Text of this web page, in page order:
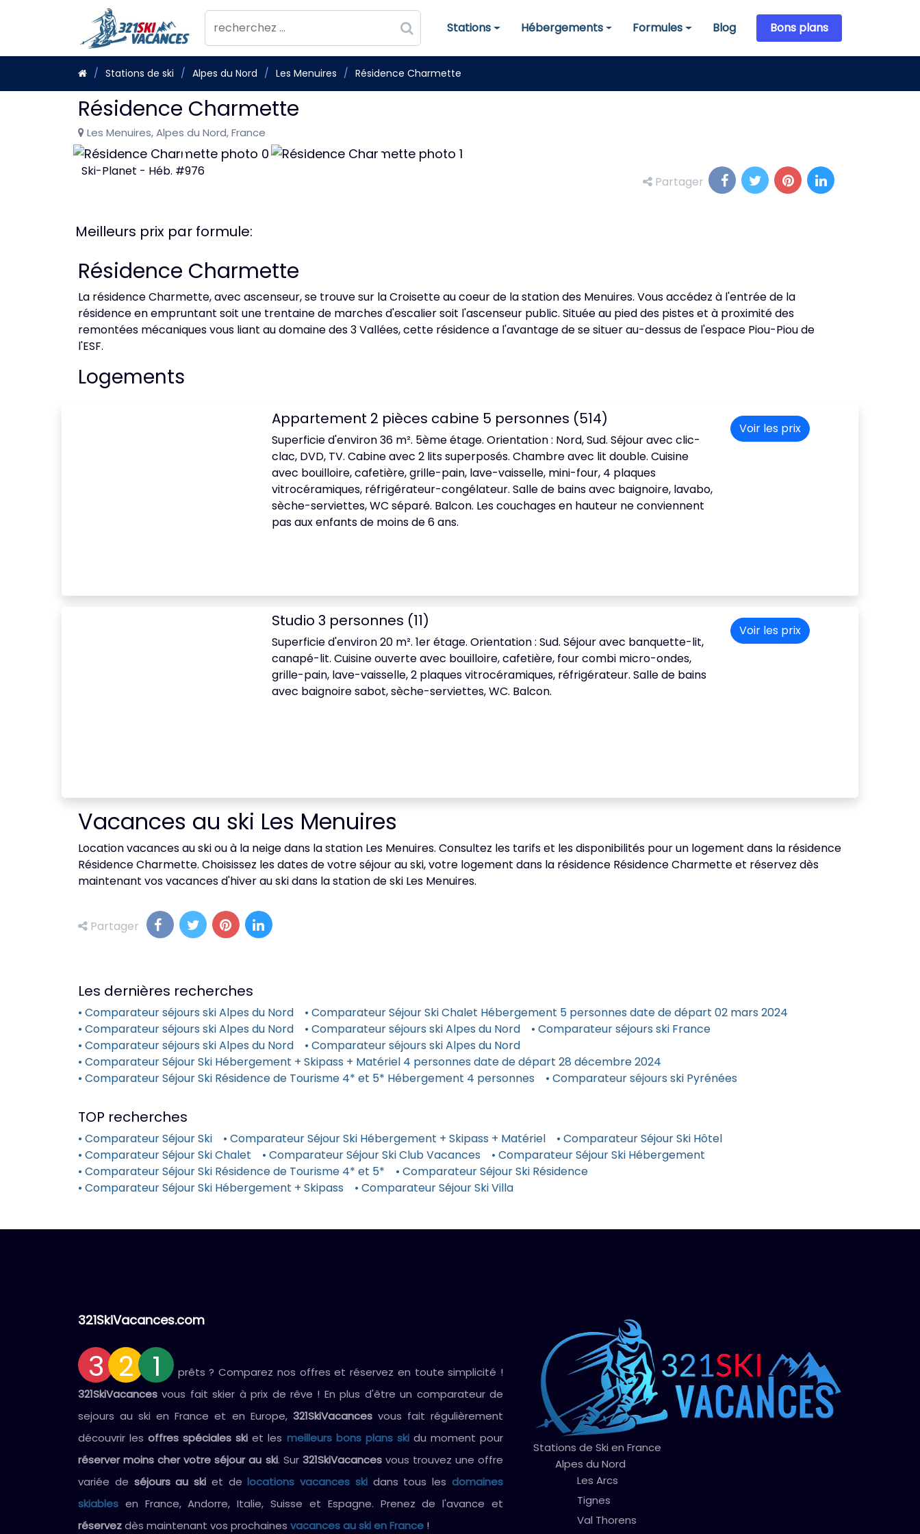
Stations
Stations de skiHébergements
Hébergements Formules
Formules Blog Bons plans
Stations de ski Alpes du Nord Les Menuires Résidence Charmette
Résidence Charmette
Les Menuires, Alpes du Nord, France
Ski-Planet - Héb. #976
Partager
Meilleurs prix par formule:
Résidence Charmette
La résidence Charmette, avec ascenseur, se trouve sur la Croisette au coeur de la station des Menuires. Vous accédez à l'entrée de la
résidence en empruntant soit une trentaine de marches d'escalier soit l'ascenseur public. Située au pied des pistes et à proximité des
remontées mécaniques vous liant au domaine des 3 Vallées, cette résidence a l'avantage de se situer au-dessus de l'espace Piou-Piou de
l'ESF.
Logements
Appartement 2 pièces cabine 5 personnes (514)
Superficie d'environ 36 m². 5ème étage. Orientation : Nord, Sud. Séjour avec clic-
clac, DVD, TV. Cabine avec 2 lits superposés. Chambre avec lit double. Cuisine
avec bouilloire, cafetière, grille-pain, lave-vaisselle, mini-four, 4 plaques
vitrocéramiques, réfrigérateur-congélateur. Salle de bains avec baignoire, lavabo,
sèche-serviettes, WC séparé. Balcon. Les couchages en hauteur ne conviennent
pas aux enfants de moins de 6 ans.
Voir les prix
Studio 3 personnes (11)
Superficie d'environ 20 m². 1er étage. Orientation : Sud. Séjour avec banquette-lit,
canapé-lit. Cuisine ouverte avec bouilloire, cafetière, four combi micro-ondes,
grille-pain, lave-vaisselle, 2 plaques vitrocéramiques, réfrigérateur. Salle de bains
avec baignoire sabot, sèche-serviettes, WC. Balcon.
Voir les prix
Vacances au ski Les Menuires
Location vacances au ski ou à la neige dans la station Les Menuires. Consultez les tarifs et les disponibilités pour un logement dans la résidence
Résidence Charmette. Choisissez les dates de votre séjour au ski, votre logement dans la résidence Résidence Charmette et réservez dès
maintenant vos vacances d'hiver au ski dans la station de ski Les Menuires.
Partager
Les dernières recherches
• Comparateur séjours ski Alpes du Nord
• Comparateur Séjour Ski Chalet Hébergement 5 personnes date de départ 02 mars 2024
• Comparateur séjours ski Alpes du Nord
• Comparateur séjours ski Alpes du Nord
• Comparateur séjours ski France
• Comparateur séjours ski Alpes du Nord
• Comparateur séjours ski Alpes du Nord
• Comparateur Séjour Ski Hébergement + Skipass + Matériel 4 personnes date de départ 28 décembre 2024
• Comparateur Séjour Ski Résidence de Tourisme 4* et 5* Hébergement 4 personnes
• Comparateur séjours ski Pyrénées
TOP recherches
• Comparateur Séjour Ski • Comparateur Séjour Ski Hébergement + Skipass + Matériel
• Comparateur Séjour Ski Hôtel
• Comparateur Séjour Ski Chalet
• Comparateur Séjour Ski Club Vacances
• Comparateur Séjour Ski Hébergement
• Comparateur Séjour Ski Résidence de Tourisme 4* et 5*
• Comparateur Séjour Ski Résidence
• Comparateur Séjour Ski Hébergement + Skipass
• Comparateur Séjour Ski Villa
321SkiVacances.com
3 2 1
prêts ? Comparez nos offres et réservez en toute simplicité !
321SkiVacances vous fait skier à prix de rêve ! En plus d'être un comparateur de
sejours au ski en France et en Europe, 321SkiVacancesvous fait régulièrement
découvrir lesoffres spéciales ski et les meilleurs bons plans skidu moment pour
réserver moins cher votre séjour au ski. Sur 321SkiVacancesvous trouvez une offre
variée de séjours au ski et delocations vacances skidans tous lesdomaines
skiables en France, Andorre, Italie, Suisse et Espagne. Prenez de l'avance et
réservezdès maintenant vos prochaines vacances au ski en France !
Stations de Ski en France
Alpes du Nord
Les Arcs
Tignes
Val Thorens